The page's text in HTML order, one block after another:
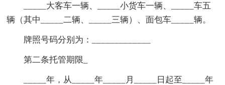
_____大客车一辆、_____小货车一辆、_____车五
辆（其中_____二辆、_____三辆）、面包车_____辆。
牌照号码分别为：_____________
第二条托管期限_
_____年，从_____年_____月_____日起至_____年